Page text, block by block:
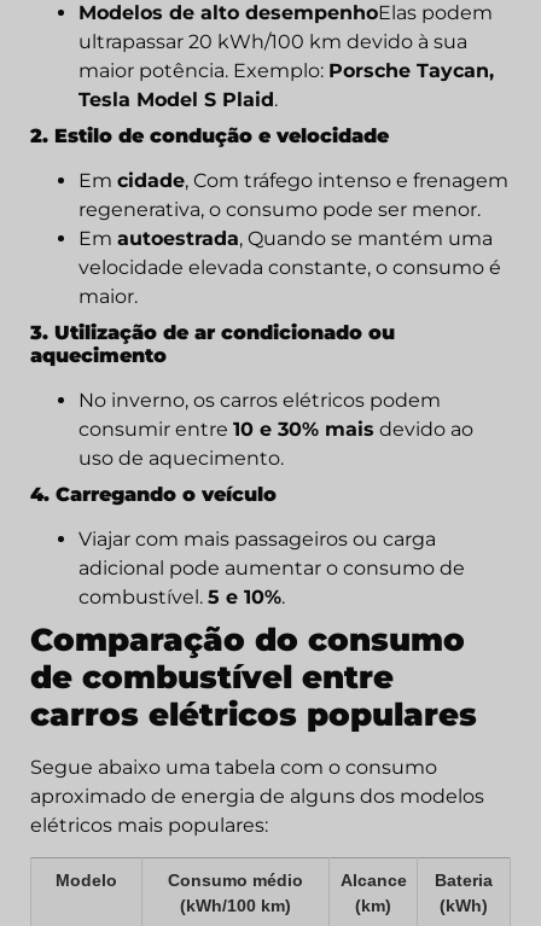
Modelos de alto desempenhoElas podem
ultrapassar 20 kWh/100 km devido à sua
maior potência. Exemplo: Porsche Taycan,
Tesla Model S Plaid.
2. Estilo de condução e velocidade
Em cidade, Com tráfego intenso e frenagem
regenerativa, o consumo pode ser menor.
Em autoestrada, Quando se mantém uma
velocidade elevada constante, o consumo é
maior.
3. Utilização de ar condicionado ou
aquecimento
No inverno, os carros elétricos podem
consumir entre 10 e 30% mais devido ao
uso de aquecimento.
4. Carregando o veículo
Viajar com mais passageiros ou carga
adicional pode aumentar o consumo de
combustível. 5 e 10%.
Comparação do consumo
de combustível entre
carros elétricos populares
Segue abaixo uma tabela com o consumo
aproximado de energia de alguns dos modelos
elétricos mais populares:
Modelo
Consumo médio
(kWh/100 km)
Alcance
(km)
Bateria
(kWh)